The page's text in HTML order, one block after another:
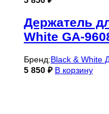
Держатель
White GA-
Бренд:Black & White
5 850 ₽ В корзину